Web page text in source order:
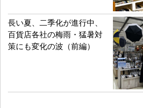
長い夏、二季化が進行中、
百貨店各社の梅雨・猛暑対
策にも変化の波（前編）